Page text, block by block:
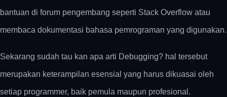
bantuan di forum pengembang seperti Stack Overflow atau
membaca dokumentasi bahasa pemrograman yang digunakan.
Sekarang sudah tau kan apa arti Debugging? hal tersebut
merupakan keterampilan esensial yang harus dikuasai oleh
setiap programmer, baik pemula maupun profesional.